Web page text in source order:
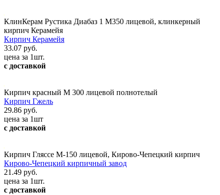
КлинКерам Рустика Диабаз 1 М350 лицевой, клинкерный
кирпич Керамейя
Кирпич Керамейя
33.07 руб.
цена за 1шт.
с доставкой
Кирпич красный М 300 лицевой полнотелый
Кирпич Гжель
29.86 руб.
цена за 1шт
с доставкой
Кирпич Гляссе М-150 лицевой, Кирово-Чепецкий кирпич
Кирово-Чепецкий кирпичный завод
21.49 руб.
цена за 1шт.
с доставкой